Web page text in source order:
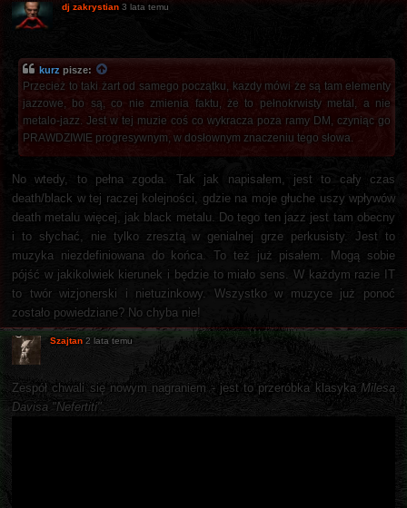
dj zakrystian 3 lata temu
kurz pisze:
Przecież to taki żart od samego początku, kazdy mówi że są tam elementy
jazzowe, bo są, co nie zmienia faktu, że to pełnokrwisty metal, a nie
metalo-jazz. Jest w tej muzie coś co wykracza poza ramy DM, czyniąc go
PRAWDZIWIE progresywnym, w dosłownym znaczeniu tego słowa.
No wtedy, to pełna zgoda. Tak jak napisałem, jest to cały czas
death/black w tej raczej kolejności, gdzie na moje głuche uszy wpływów
death metalu więcej, jak black metalu. Do tego ten jazz jest tam obecny
i to słychać, nie tylko zresztą w genialnej grze perkusisty. Jest to
muzyka niezdefiniowana do końca. To też już pisałem. Mogą sobie
pójść w jakikolwiek kierunek i będzie to miało sens. W każdym razie IT
to twór wizjonerski i nietuzinkowy. Wszystko w muzyce już ponoć
zostało powiedziane? No chyba nie!
Szajtan 2 lata temu
Zespół chwali się nowym nagraniem - jest to przeróbka klasyka Milesa
Davisa "Nefertiti".